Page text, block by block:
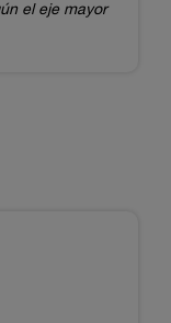
el eje mayor